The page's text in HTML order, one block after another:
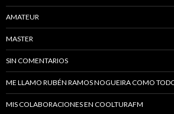
AMATEUR
MASTER
SIN COMENTARIOS
ME LLAMO RUBÉN RAMOS NOGUEIRA COMO
MIS COLABORACIONES EN COOLTURAFM